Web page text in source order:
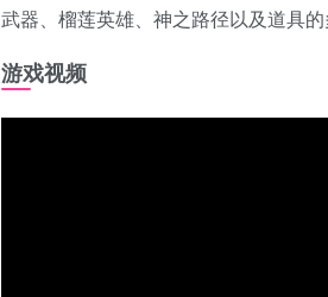
武器、榴莲英雄、神之路径以及道具
游戏视频